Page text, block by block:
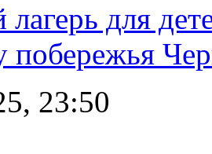
лагерь для
побережья
23:50